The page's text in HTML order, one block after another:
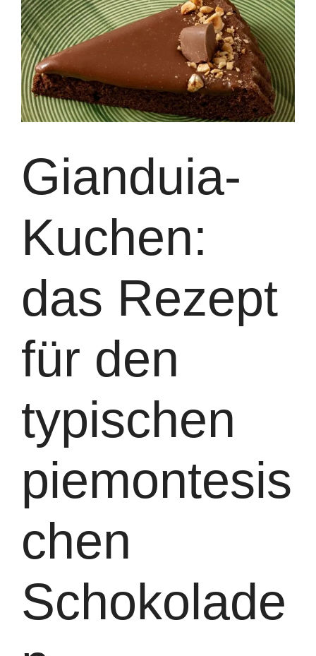
Gianduia-
Kuchen:
das Rezept
für den
typischen
piemontesis
chen
Schokolade